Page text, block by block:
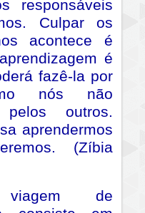
responsáveis
Culpar os
acontece é
é
fazê-la por
nós não
outros.
aprendermos
(Zíbia
de